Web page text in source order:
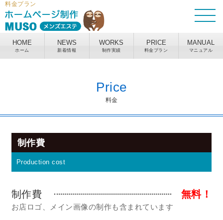
料金プラン
HOME
ホーム
NEWS
新着情報
WORKS
制作実績
PRICE
料金プラン
MANUAL
マニュアル
Price
料金
制作費
Production cost
制作費 無料！
お店ロゴ、メイン画像の制作も含まれています